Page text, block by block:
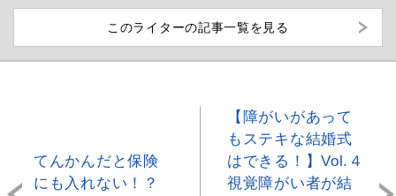
このライターの記事一覧を見る
てんかんだと保険
にも入れない！？
【障がいがあって
もステキな結婚式
はできる！】Vol.４
視覚障がい者が結